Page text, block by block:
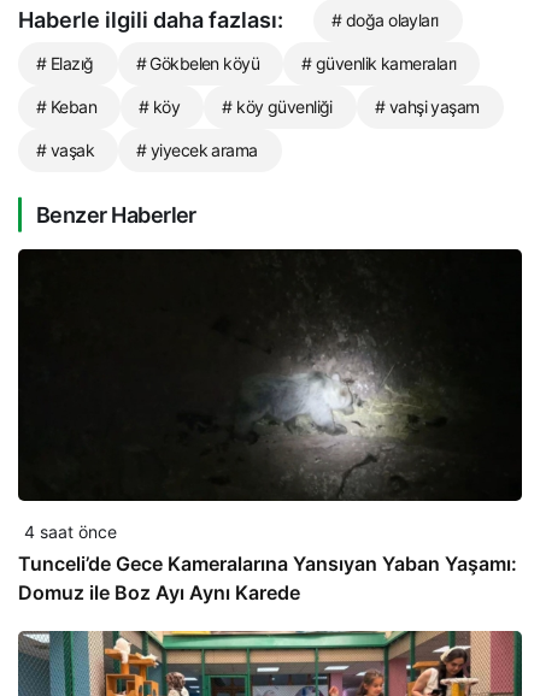
Haberle ilgili daha fazlası: # doğa olayları
# Elazığ # Gökbelen köyü # güvenlik kameraları
# Keban # köy # köy güvenliği # vahşi yaşam
# vaşak # yiyecek arama
Benzer Haberler
4 saat önce
Tunceli’de Gece Kameralarına Yansıyan Yaban Yaşamı:
Domuz ile Boz Ayı Aynı Karede